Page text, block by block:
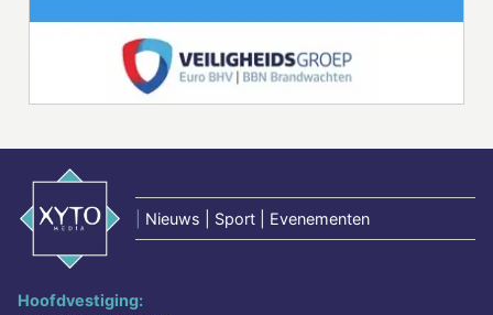
Nieuws | Sport | Evenementen
Hoofdvestiging: